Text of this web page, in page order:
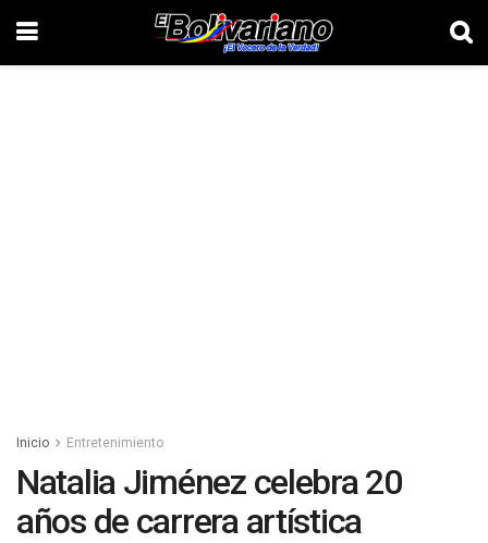
Inicio Entretenimiento
Natalia Jiménez celebra 20
años de carrera artística